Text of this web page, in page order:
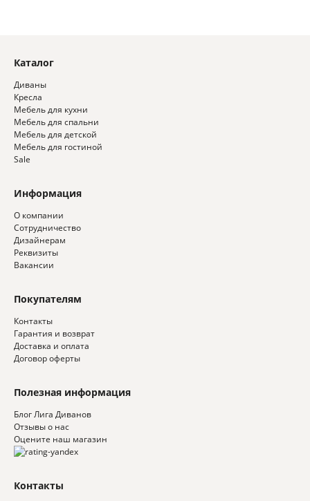
Каталог
Диваны
Кресла
Мебель для кухни
Мебель для спальни
Мебель для детской
Мебель для гостиной
Sale
Информация
О компании
Сотрудничество
Дизайнерам
Реквизиты
Вакансии
Покупателям
Контакты
Гарантия и возврат
Доставка и оплата
Договор оферты
Контакты
Полезная информация
Блог Лига Диванов
Отзывы о нас
Оцените наш магазин